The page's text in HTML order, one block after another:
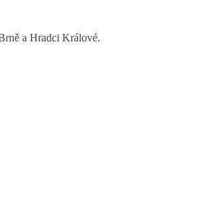
a Hradci Králové.